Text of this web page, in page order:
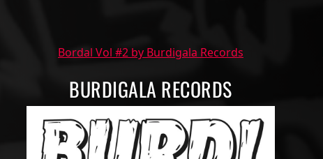
Bordal Vol #2 by Burdigala Records
BURDIGALA RECORDS